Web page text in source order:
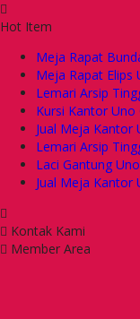
Hot Item
Meja Rapat
Meja Rapat Elips
Lemari Arsip
Kursi Kantor Uno
Jual Meja Kantor
Lemari Arsip
Laci Gantung
Jual Meja Kantor
Kontak Kami
Member Area